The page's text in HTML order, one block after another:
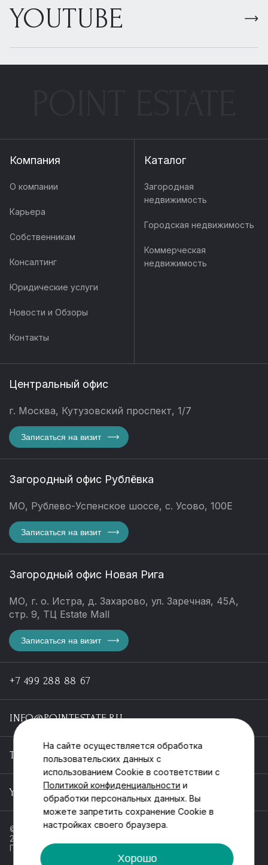
YOUTUBE
Компания
О компании
Карьера
Собственникам
Консалтинг
Юридические услуги
Новости и Обзоры
Контакты
Каталог
Загородная
недвижимость
Городская недвижимость
Коммерческая
недвижимость
Центральный офис
г. Москва, Кутузовский проспект, 1/7
Записаться на визит
Загородный офис Рублёвка
МО, Рублево-Успенское шоссе, с. Усово, 100Е
Записаться на визит
Загородный офис Новая Рига
МО, г. о. Истра, д. Захарово, ул. Заречная, 45А,
стр. 9, ТЦ Estate Mall
Записаться на визит
+7 499 288 88 67
INFO@POINTESTATE.RU
TELEGRAM
YOUTUBE
© ООО «Пойнт эстейт», ИНН 55546464612,
2013-2025
Политика обработки персональных данных
На сайте осуществляется обработка
пользовательских данных с
использованием Cookie в соответствии с
Политикой конфиденциальности и
обработки персональных данных. Вы
можете запретить сохранение Cookie в
настройках своего браузера.
Хорошо